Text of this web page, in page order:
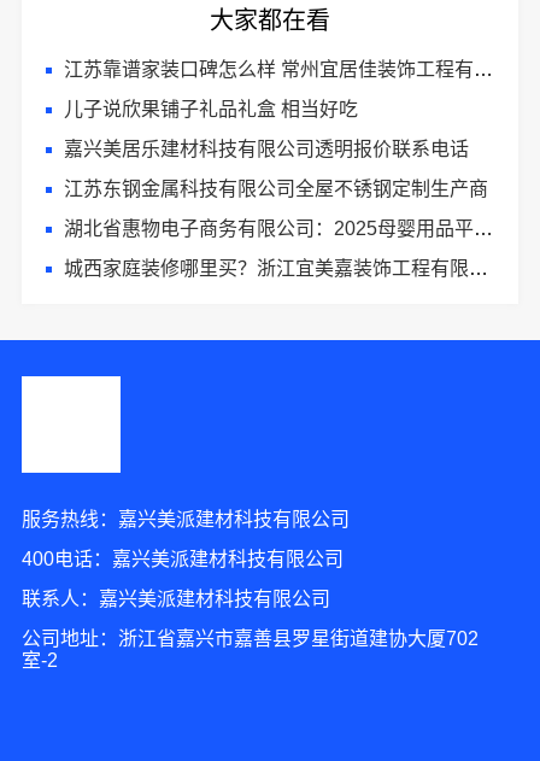
大家都在看
江苏靠谱家装口碑怎么样 常州宜居佳装饰工程有限公司
儿子说欣果铺子礼品礼盒 相当好吃
嘉兴美居乐建材科技有限公司透明报价联系电话
江苏东钢金属科技有限公司全屋不锈钢定制生产商
湖北省惠物电子商务有限公司：2025母婴用品平台优缺点测评
城西家庭装修哪里买？浙江宜美嘉装饰工程有限公司
服务热线：嘉兴美派建材科技有限公司
400电话：嘉兴美派建材科技有限公司
联系人：嘉兴美派建材科技有限公司
公司地址：浙江省嘉兴市嘉善县罗星街道建协大厦702
室-2